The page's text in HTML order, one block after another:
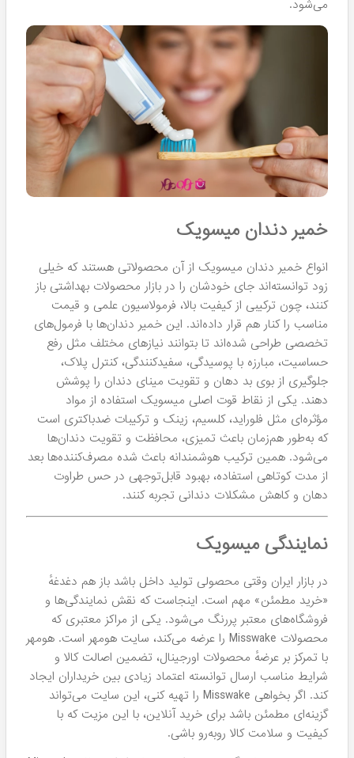
می‌شود.
خمیر دندان میسویک
انواع خمیر دندان‌ میسویک از آن محصولاتی هستند که خیلی
زود توانسته‌اند جای خودشان را در بازار محصولات بهداشتی باز
کنند، چون ترکیبی از کیفیت بالا، فرمولاسیون علمی و قیمت
مناسب را کنار هم قرار داده‌اند. این خمیر دندان‌ها با فرمول‌های
تخصصی طراحی شده‌اند تا بتوانند نیازهای مختلف مثل رفع
حساسیت، مبارزه با پوسیدگی، سفیدکنندگی، کنترل پلاک،
جلوگیری از بوی بد دهان و تقویت مینای دندان را پوشش
دهند. یکی از نقاط قوت اصلی میسویک استفاده از مواد
مؤثره‌ای مثل فلوراید، کلسیم، زینک و ترکیبات ضدباکتری است
که به‌طور هم‌زمان باعث تمیزی، محافظت و تقویت دندان‌ها
می‌شود. همین ترکیب هوشمندانه باعث شده مصرف‌کننده‌ها بعد
از مدت کوتاهی استفاده، بهبود قابل‌توجهی در حس طراوت
دهان و کاهش مشکلات دندانی تجربه کنند.
نمایندگی میسویک
در بازار ایران وقتی محصولی تولید داخل باشد باز هم دغدغهٔ
«خرید مطمئن» مهم است. اینجاست که نقش نمایندگی‌ها و
فروشگاه‌های معتبر پررنگ می‌شود. یکی از مراکز معتبری که
محصولات Misswake را عرضه می‌کند، سایت هومهر است. هومهر
با تمرکز بر عرضهٔ محصولات اورجینال، تضمین اصالت کالا و
شرایط مناسب ارسال توانسته اعتماد زیادی بین خریداران ایجاد
کند. اگر بخواهی Misswake را تهیه کنی، این سایت می‌تواند
گزینه‌ای مطمئن باشد برای خرید آنلاین، با این مزیت که با
کیفیت و سلامت کالا روبه‌رو باشی.